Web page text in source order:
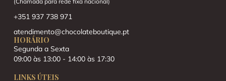
+351 937 738 971
atendimento@chocolateboutique.pt
HORÁRIO
Segunda a Sexta
09:00 às 13:00 - 14:00 às 17:30
LINKS ÚTEIS